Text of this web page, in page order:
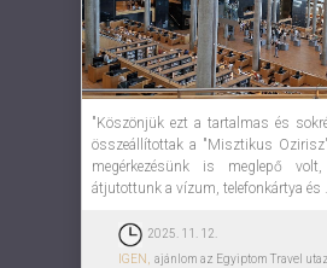
"Köszönjük ezt a tartalmas és
összeállítottak a "Misztikus
megérkezésünk is meglepő
átjutottunk a vízum, telefonkártya és
2025. 11. 12.
IGEN,
ajánlom az Egyiptom Travel